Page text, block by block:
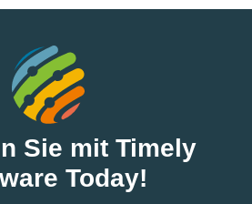
Sie mit Timely
Today!